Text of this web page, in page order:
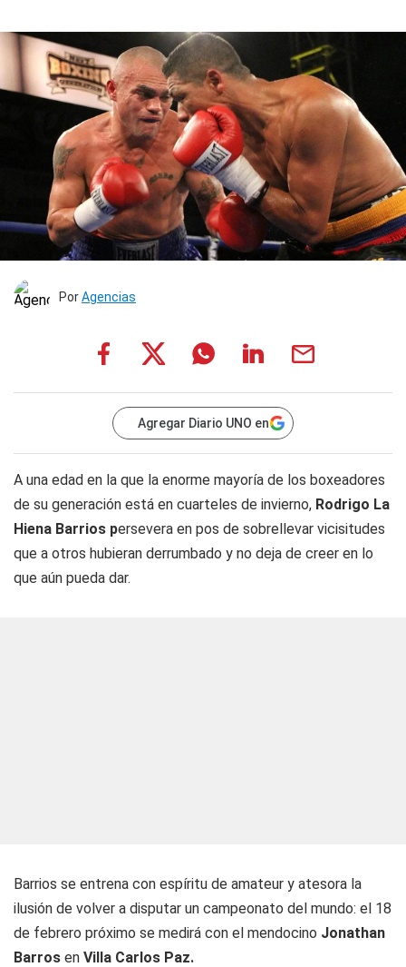
PorAgencias
Agregar Diario UNO en
A una edad en la que la enorme mayoría de los boxeadores
de su generación está en cuarteles de invierno, Rodrigo La
Hiena Barrios persevera en pos de sobrellevar vicisitudes
que a otros hubieran derrumbado y no deja de creer en lo
que aún pueda dar.
Barrios se entrena con espíritu de amateur y atesora la
ilusión de volver a disputar un campeonato del mundo: el 18
de febrero próximo se medirá con el mendocino Jonathan
Barros en Villa Carlos Paz.